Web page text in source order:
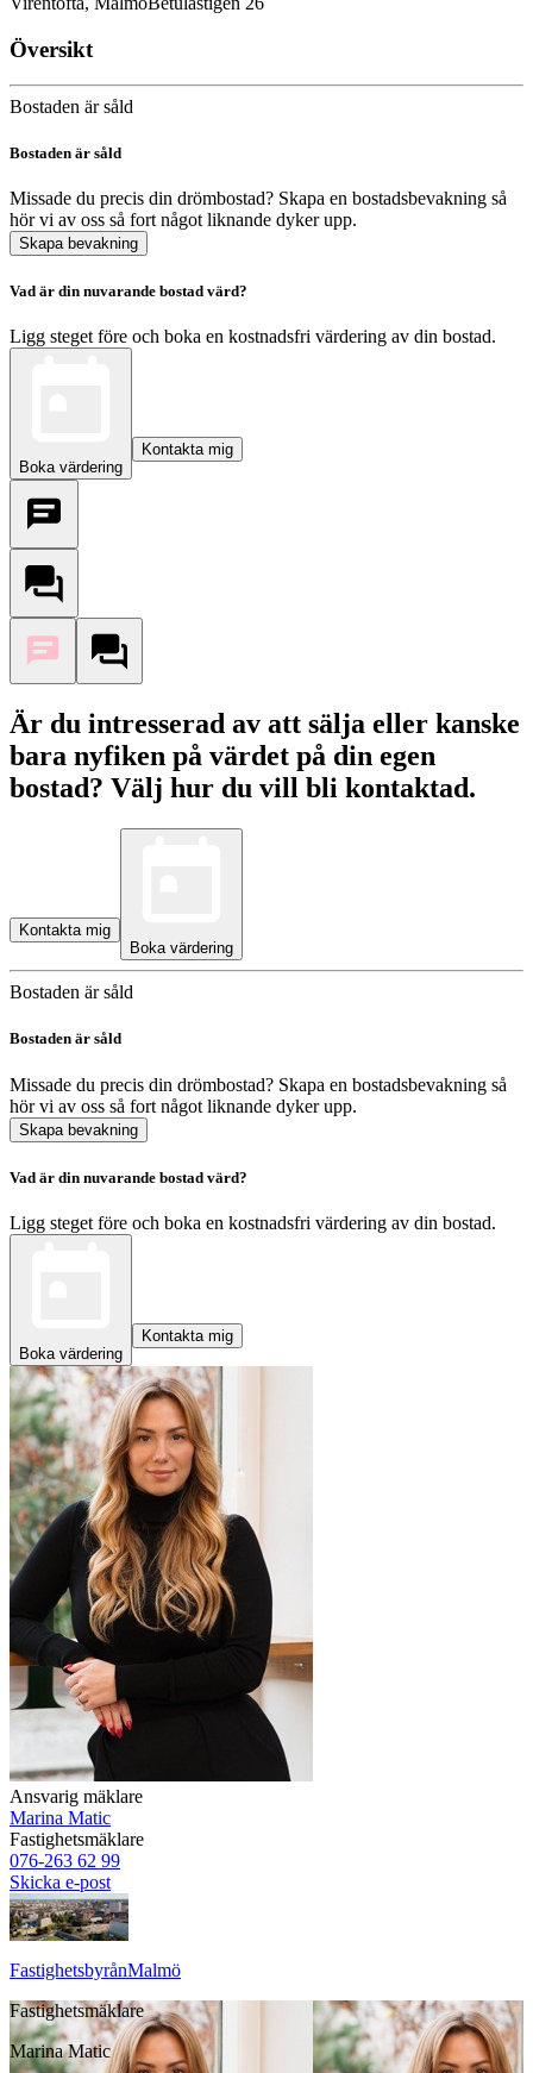
Översikt
Bostaden är såld
Bostaden är såld
Missade du precis din drömbostad? Skapa en bostadsbevakning så
hör vi av oss så fort något liknande dyker upp.
Skapa bevakning
Vad är din nuvarande bostad värd?
Ligg steget före och boka en kostnadsfri värdering av din bostad.
Boka värdering
Kontakta mig
Är du intresserad av att sälja eller kanske
bara nyfiken på värdet på din egen
bostad? Välj hur du vill bli kontaktad.
Kontakta mig
Boka värdering
Bostaden är såld
Bostaden är såld
Missade du precis din drömbostad? Skapa en bostadsbevakning så
hör vi av oss så fort något liknande dyker upp.
Skapa bevakning
Vad är din nuvarande bostad värd?
Ligg steget före och boka en kostnadsfri värdering av din bostad.
Boka värdering
Kontakta mig
Ansvarig mäklare
Marina Matic
Fastighetsmäklare
076-263 62 99
Skicka e-post
FastighetsbyrånMalmö
Fastighetsmäklare
Marina Matic